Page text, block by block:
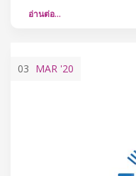
อ่านต่อ…
03 MAR '20